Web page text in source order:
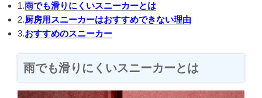
1.雨でも滑りにくいスニーカーとは
2.厨房用スニーカーはおすすめできない理由
3.おすすめのスニーカー
雨でも滑りにくいスニーカーとは